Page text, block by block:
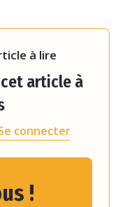
à lire
article à
connecter
!